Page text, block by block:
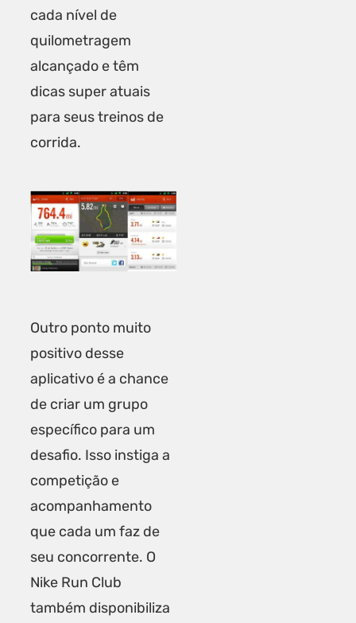
cada nível de
quilometragem
alcançado e têm
dicas super atuais
para seus treinos de
corrida.
Outro ponto muito
positivo desse
aplicativo é a chance
de criar um grupo
específico para um
desafio. Isso instiga a
competição e
acompanhamento
que cada um faz de
seu concorrente. O
Nike Run Club
também disponibiliza